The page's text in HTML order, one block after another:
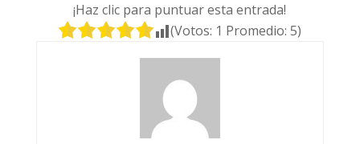
¡Haz clic para puntuar esta entrada!
(Votos: 1 Promedio:5)